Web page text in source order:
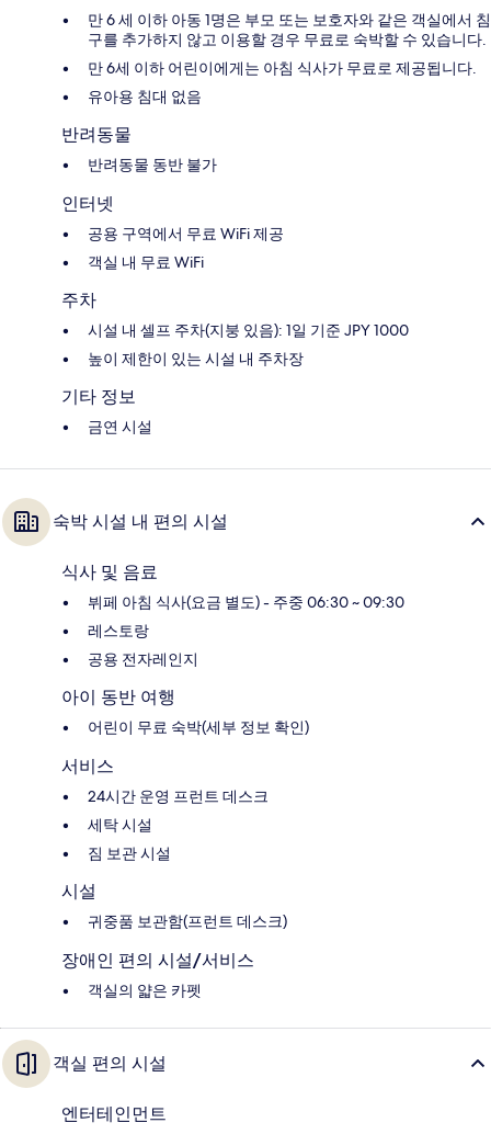
만 6 세 이하 아동 1명은 부모 또는 보호자와 같은 객실에서 침
구를 추가하지 않고 이용할 경우 무료로 숙박할 수 있습니다.
만 6세 이하 어린이에게는 아침 식사가 무료로 제공됩니다.
유아용 침대 없음
반려동물
반려동물 동반 불가
인터넷
공용 구역에서 무료 WiFi 제공
객실 내 무료 WiFi
주차
시설 내 셀프 주차(지붕 있음): 1일 기준 JPY 1000
높이 제한이 있는 시설 내 주차장
기타 정보
금연 시설
숙박 시설 내 편의 시설
식사 및 음료
뷔페 아침 식사(요금 별도) - 주중 06:30 ~ 09:30
레스토랑
공용 전자레인지
아이 동반 여행
어린이 무료 숙박(세부 정보 확인)
서비스
24시간 운영 프런트 데스크
세탁 시설
짐 보관 시설
시설
귀중품 보관함(프런트 데스크)
장애인 편의 시설/서비스
객실의 얇은 카펫
객실 편의 시설
엔터테인먼트